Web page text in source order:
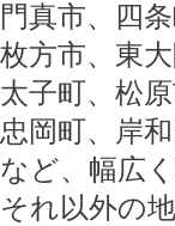
門真市、四
枚方市、東
太子町、松
忠岡町、岸
など、幅広
それ以外の